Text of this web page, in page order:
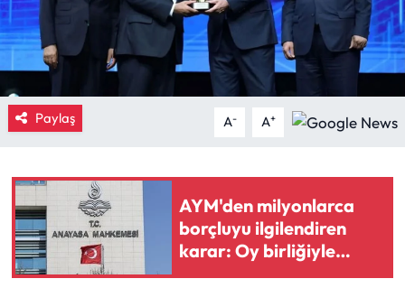
Paylaş A- A+
AYM'den milyonlarca
borçluyu ilgilendiren
karar: Oy birliğiyle
reddedildi
İskilip Haberleri
Kargı Haberleri
Kimdir?
Laçin Haberleri
Magazin